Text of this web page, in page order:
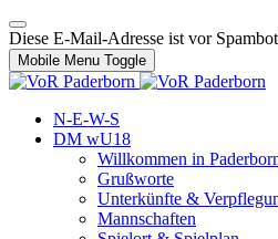
Diese E-Mail-Adresse ist vor
Mobile Menu Toggle
N-E-W-S
DM wU18
Willkommen in
Grußworte
Unterkünfte &
Mannschaften